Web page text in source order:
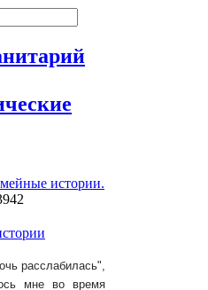
истории.
расслабилась",
мне во время